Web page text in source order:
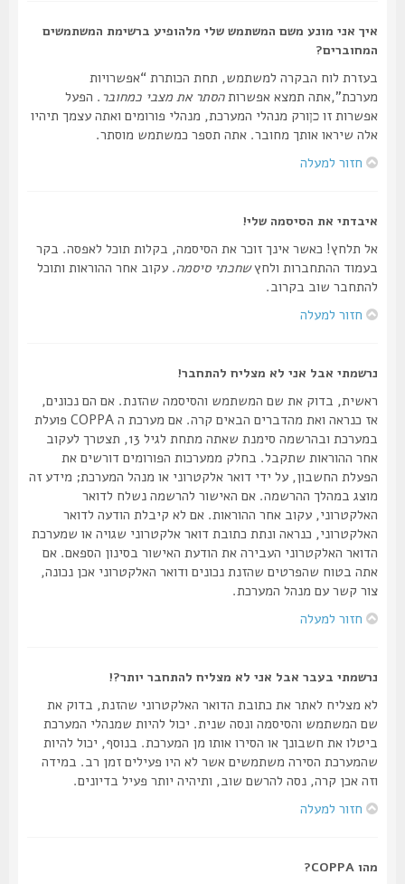
איך אני מונע משם המשתמש שלי מלהופיע ברשימת המשתמשים
המחוברים?
בעזרת לוח הבקרה למשתמש, תחת הכותרת “אפשרויות
מערכת”,אתה תמצא אפשרותהסתר את מצבי כמחובר. הפעל
אפשרות זוכןורק מנהלי המערכת, מנהלי פורומים ואתה עצמך תיהיו
אלה שיראו אותך מחובר. אתה תספר כמשתמש מוסתר.
חזור למעלה
איבדתי את הסיסמה שלי!
אל תלחץ! כאשר אינך זוכר את הסיסמה, בקלות תוכל לאפסה. בקר
בעמוד ההתחברות ולחץשחכתי סיסמה. עקוב אחר ההוראות ותוכל
להתחבר שוב בקרוב.
חזור למעלה
נרשמתי אבל אני לא מצליח להתחבר!
ראשית, בדוק את שם המשתמש והסיסמה שהזנת. אם הם נכונים,
אז כנראה ואת מהדברים הבאים קרה. אם מערכת ה COPPA פועלת
במערכת ובהרשמה סימנת שאתה מתחת לגיל 13, תצטרך לעקוב
אחר ההוראות שתקבל. בחלק ממערכות הפורומים דורשים את
הפעלת החשבון, על ידי דואר אלקטרוני או מנהל המערכת; מידע זה
מוצג במהלך ההרשמה. אם האישור להרשמה נשלח לדואר
האלקטרוני, עקוב אחר ההוראות. אם לא קיבלת הודעה לדואר
האלקטרוני, כנראה ונתת כתובת דואר אלקטרוני שגויה או שמערכת
הדואר האלקטרוני העבירה את הודעת האישור בסינון הספאם. אם
אתה בטוח שהפרטים שהזנת נכונים ודואר האלקטרוני אכן נכונה,
צור קשר עם מנהל המערכת.
חזור למעלה
נרשמתי בעבר אבל אני לא מצליח להתחבר יותר?!
לא מצליח לאתר את כתובת הדואר האלקטרוני שהזנת, בדוק את
שם המשתמש והסיסמה ונסה שנית. יכול להיות שמנהלי המערכת
ביטלו את חשבונך או הסירו אותו מן המערכת. בנוסף, יכול להיות
שהמערכת הסירה משתמשים אשר לא היו פעילים זמן רב. במידה
וזה אכן קרה, נסה להרשם שוב, ותיהיה יותר פעיל בדיונים.
חזור למעלה